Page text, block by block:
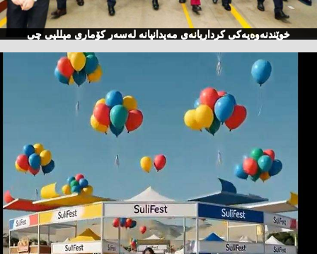
خوێندنەوەیەكی كرداریانەی مەیدانیانە لەسەر كۆماری میللیی چی